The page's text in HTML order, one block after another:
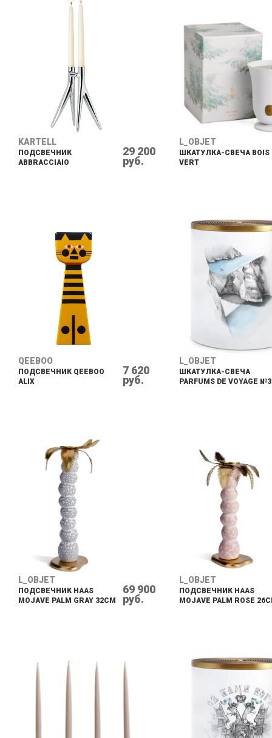
KARTELL
ПОДСВЕЧНИК
ABBRACCIAIO
29 200
руб.
L_OBJET
ШКАТУЛКА-СВЕЧА BOIS
VERT
QEEBOO
ПОДСВЕЧНИК QEEBOO
ALIX
7 620
руб.
L_OBJET
ШКАТУЛКА-СВЕЧА
PARFUMS DE VOYAGE №3
L_OBJET
ПОДСВЕЧНИК HAAS
MOJAVE PALM GRAY 32CM
69 900
руб.
L_OBJET
ПОДСВЕЧНИК HAAS
MOJAVE PALM ROSE